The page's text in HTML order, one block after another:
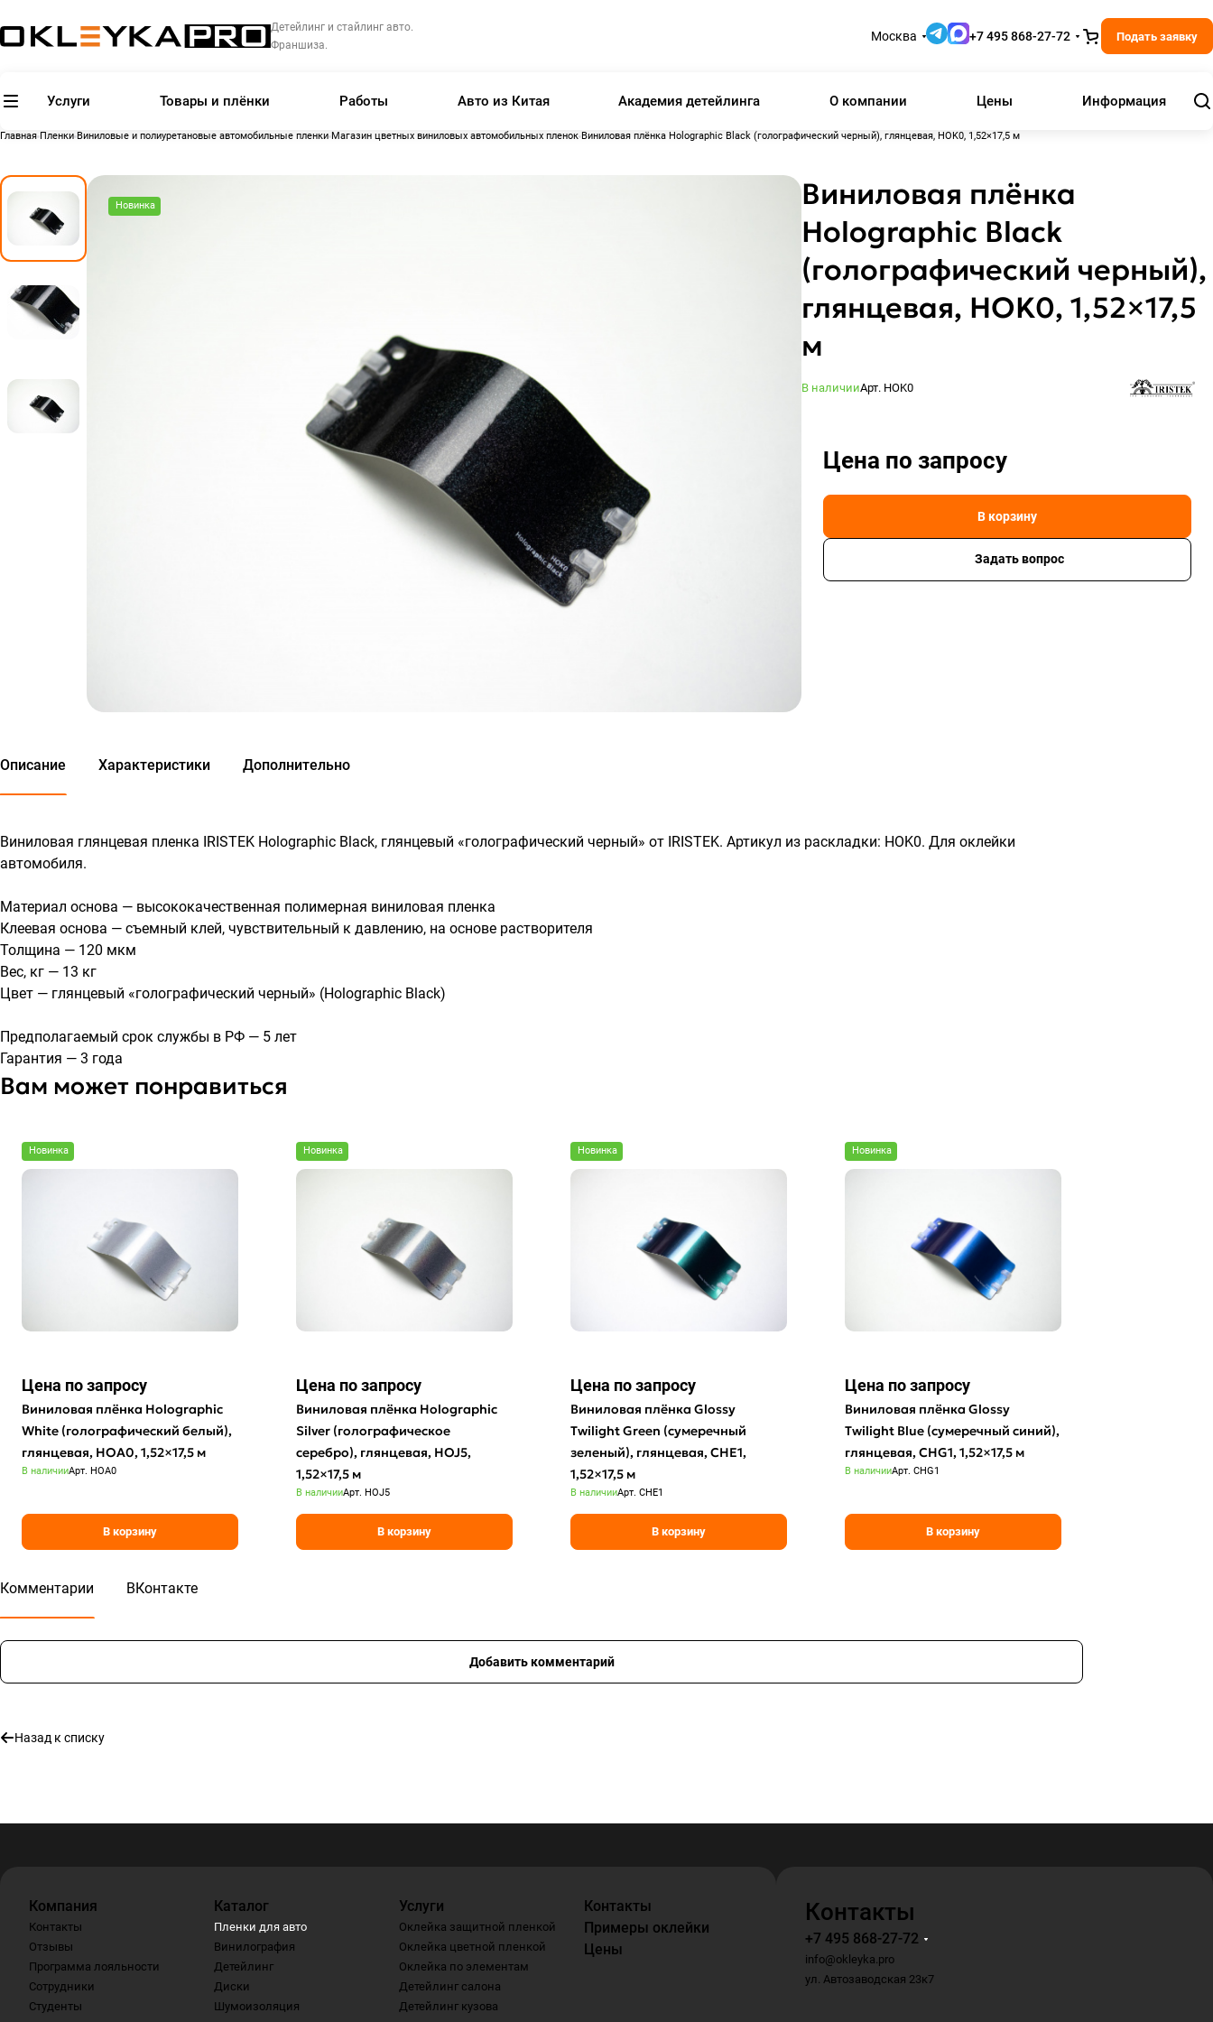
Детейлинг и стайлинг авто.
Франшиза.
Москва +7 495 868-27-72 Подать заявку
Услуги Товары и плёнки Работы Авто из Китая Академия детейлинга О компании Цены Информация
Главная Пленки Виниловые и полиуретановые автомобильные пленки Магазин цветных виниловых автомобильных пленок Виниловая плёнка Holographic Black (голографический черный), глянцевая, HOK0, 1,52×17,5 м
Новинка
Виниловая плёнка
Holographic Black
(голографический черный),
глянцевая, HOK0, 1,52×17,5
м
В наличииАрт. HOK0
Цена по запросу
В корзину
Задать вопрос
Описание Характеристики Дополнительно
Виниловая глянцевая пленка IRISTEK Holographic Black, глянцевый «голографический черный» от IRISTEK. Артикул из раскладки: HOK0. Для оклейки
автомобиля.
Материал основа — высококачественная полимерная виниловая пленка
Клеевая основа — съемный клей, чувствительный к давлению, на основе растворителя
Толщина — 120 мкм
Вес, кг — 13 кг
Цвет — глянцевый «голографический черный» (Holographic Black)
Предполагаемый срок службы в РФ — 5 лет
Гарантия — 3 года
Вам может понравиться
Новинка
Цена по запросу
Виниловая плёнка Holographic
White (голографический белый),
глянцевая, HOA0, 1,52×17,5 м
В наличииАрт. HOA0
В корзину
Новинка
Цена по запросу
Виниловая плёнка Holographic
Silver (голографическое
серебро), глянцевая, HOJ5,
1,52×17,5 м
В наличииАрт. HOJ5
В корзину
Новинка
Цена по запросу
Виниловая плёнка Glossy
Twilight Green (сумеречный
зеленый), глянцевая, CHE1,
1,52×17,5 м
В наличииАрт. CHE1
В корзину
Новинка
Цена по запросу
Виниловая плёнка Glossy
Twilight Blue (сумеречный синий),
глянцевая, CHG1, 1,52×17,5 м
В наличииАрт. CHG1
В корзину
Комментарии ВКонтакте
Добавить комментарий
Назад к списку
Компания
Контакты
Отзывы
Программа лояльности
Сотрудники
Студенты
Каталог
Пленки для авто
Винилография
Детейлинг
Диски
Шумоизоляция
Услуги
Оклейка защитной пленкой
Оклейка цветной пленкой
Оклейка по элементам
Детейлинг салона
Детейлинг кузова
Контакты
Примеры оклейки
Цены
Контакты
+7 495 868-27-72
info@okleyka.pro
ул. Автозаводская 23к7